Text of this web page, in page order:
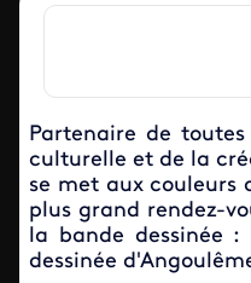
Partenaire de toutes
culturelle et de la
se met aux couleurs
plus grand rendez-
la bande dessinée
dessinée